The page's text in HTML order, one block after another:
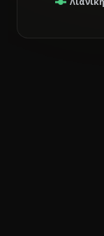
Line chart with